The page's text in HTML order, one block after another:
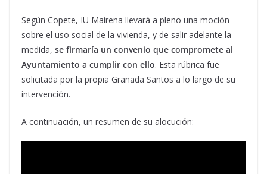
Según Copete, IU Mairena llevará a pleno una moción
sobre el uso social de la vivienda, y de salir adelante la
medida, se firmaría un convenio que compromete al
Ayuntamiento a cumplir con ello. Esta rúbrica fue
solicitada por la propia Granada Santos a lo largo de su
intervención.
A continuación, un resumen de su alocución: